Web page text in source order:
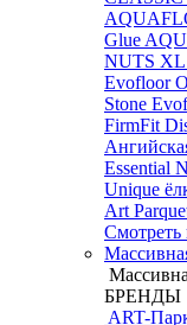
Glue
NUTS XL
Evofloor
Stone
FirmFit
Essential
Unique
Art
Смотреть
БРЕНДЫ
ART-